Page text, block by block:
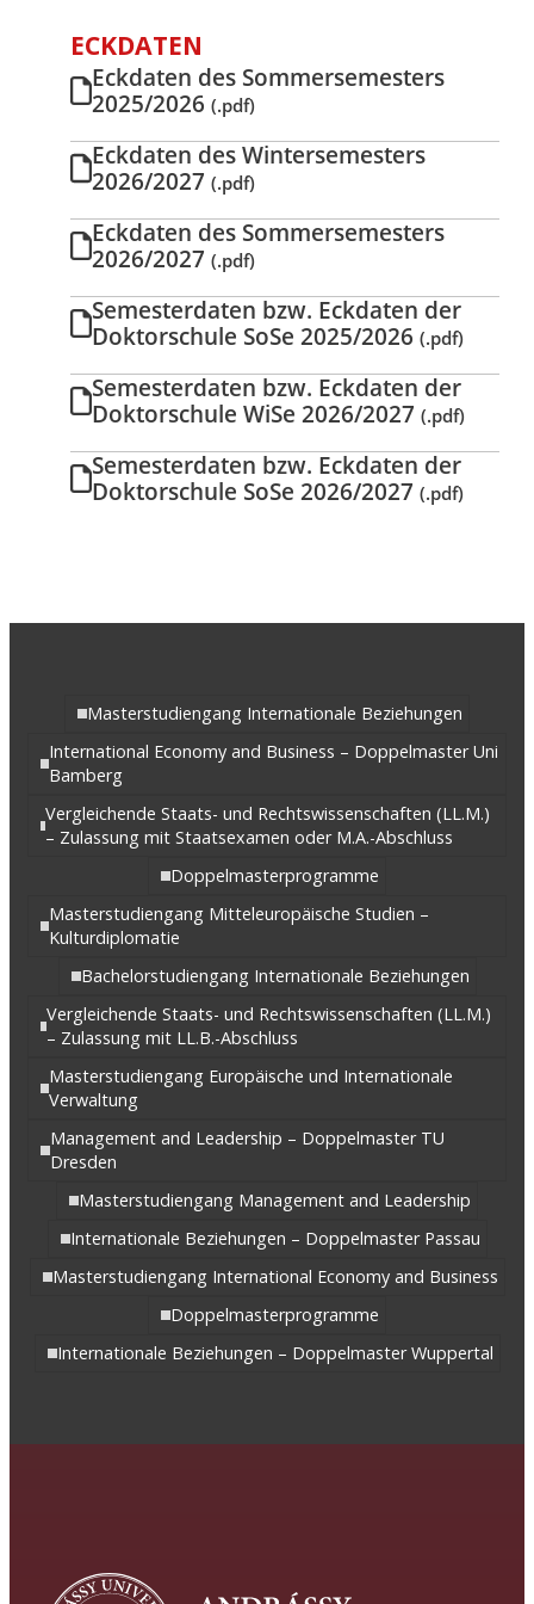
ECKDATEN
Eckdaten des Sommersemesters
2025/2026(.pdf)
Eckdaten des Wintersemesters
2026/2027(.pdf)
Eckdaten des Sommersemesters
2026/2027(.pdf)
Semesterdaten bzw. Eckdaten der
Doktorschule SoSe 2025/2026(.pdf)
Semesterdaten bzw. Eckdaten der
Doktorschule WiSe 2026/2027(.pdf)
Semesterdaten bzw. Eckdaten der
Doktorschule SoSe 2026/2027(.pdf)
Masterstudiengang Internationale Beziehungen
International Economy and Business – Doppelmaster Uni
Bamberg
Vergleichende Staats- und Rechtswissenschaften (LL.M.)
– Zulassung mit Staatsexamen oder M.A.-Abschluss
Doppelmasterprogramme
Masterstudiengang Mitteleuropäische Studien –
Kulturdiplomatie
Bachelorstudiengang Internationale Beziehungen
Vergleichende Staats- und Rechtswissenschaften (LL.M.)
– Zulassung mit LL.B.-Abschluss
Masterstudiengang Europäische und Internationale
Verwaltung
Management and Leadership – Doppelmaster TU
Dresden
Masterstudiengang Management and Leadership
Internationale Beziehungen – Doppelmaster Passau
Masterstudiengang International Economy and Business
Doppelmasterprogramme
Internationale Beziehungen – Doppelmaster Wuppertal